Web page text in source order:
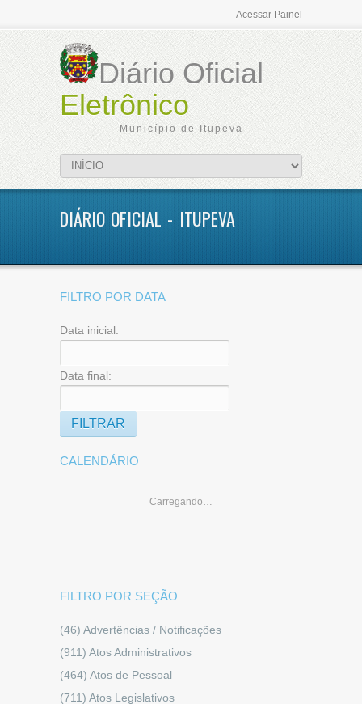
Acessar Painel
Diário Oficial
Eletrônico
Município de Itupeva
DIÁRIO OFICIAL - ITUPEVA
FILTRO POR DATA
Data inicial:
Data final:
CALENDÁRIO
Carregando…
FILTRO POR SEÇÃO
(46) Advertências / Notificações
(911) Atos Administrativos
(464) Atos de Pessoal
(711) Atos Legislativos